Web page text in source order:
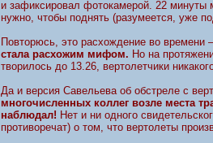
и зафиксировал фотокамерой. 22 минуты
нужно, чтобы поднять (разумеется, уже
Повторюсь, это расхождение во времени
стала расхожим мифом. Но на
творилось до 13.26, вертолетчики
Да и версия Савельева об обстреле с
многочисленных коллег возле места
наблюдал! Нет и ни одного
противоречат) о том, что вертолеты